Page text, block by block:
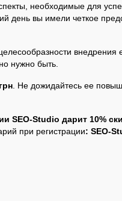
необходимые для
день вы имели четкое
внедрения
нужно быть.
. Не дожидайтесь ее
SEO-Studio дарит 10%
при регистрации: SEO-